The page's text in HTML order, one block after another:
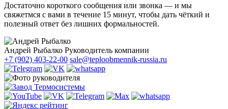
Достаточно короткого сообщения или звонка — и мы
свяжетмся с вами в течение 15 минут, чтобы дать чёткий и
полезный ответ без лишних формальностей.
Андрей Рыбалко Руководитель компании
+7 (902) 403-22-00 sale@teploobmennik-russia.ru